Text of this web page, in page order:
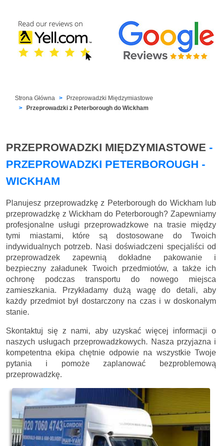
Strona Główna
Przeprowadzki Międzymiastowe
Przeprowadzki z Peterborough do Wickham
PRZEPROWADZKI MIĘDZYMIASTOWE -
PRZEPROWADZKI PETERBOROUGH -
WICKHAM
Planujesz przeprowadzkę z Peterborough do Wickham lub
przeprowadzkę z Wickham do Peterborough? Zapewniamy
profesjonalne usługi przeprowadzkowe na trasie między
tymi miastami, które są dostosowane do Twoich
indywidualnych potrzeb. Nasi doświadczeni specjaliści od
przeprowadzek zapewnią dokładne pakowanie i
bezpieczny załadunek Twoich przedmiotów, a także ich
ochronę podczas transportu do nowego miejsca
zamieszkania. Przykładamy dużą wagę do detali, aby
każdy przedmiot był dostarczony na czas i w doskonałym
stanie.
Skontaktuj się z nami, aby uzyskać więcej informacji o
naszych usługach przeprowadzkowych. Nasza przyjazna i
kompetentna ekipa chętnie odpowie na wszystkie Twoje
pytania i pomoże zaplanować bezproblemową
przeprowadzkę.